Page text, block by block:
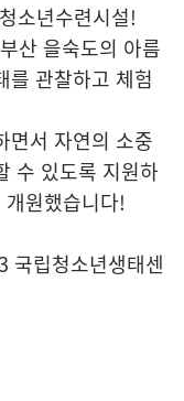
소년수련시설!
산 을숙도의 아름
를 관찰하고 체험
면서 자연의 소중
수 있도록 지원하
원했습니다!
국립청소년생태센